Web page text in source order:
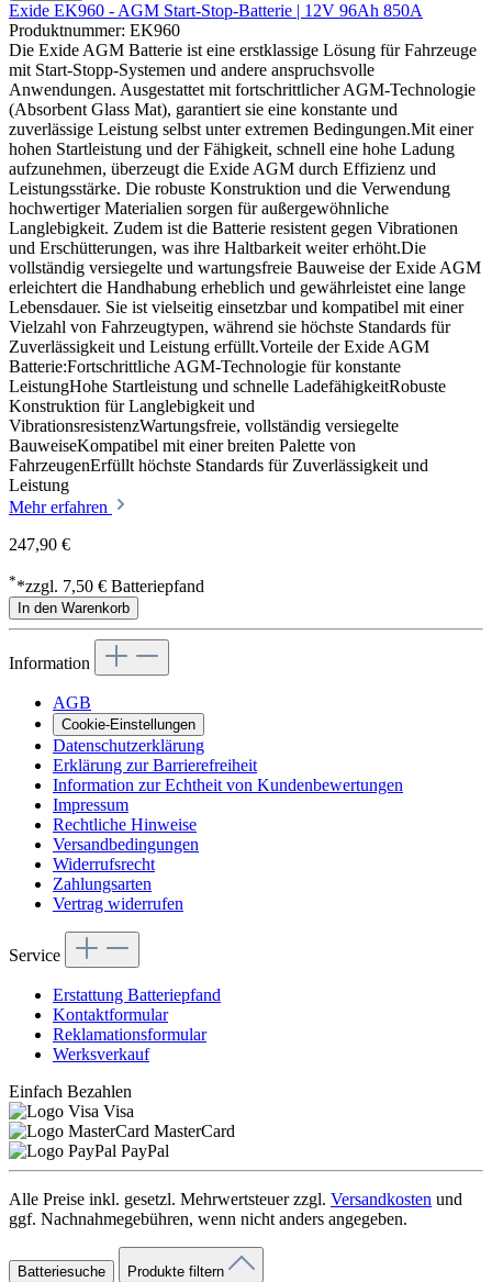
Exide EK960 - AGM Start-Stop-Batterie | 12V 96Ah 850A
Produktnummer: EK960
Die Exide AGM Batterie ist eine erstklassige Lösung für Fahrzeuge
mit Start-Stopp-Systemen und andere anspruchsvolle
Anwendungen. Ausgestattet mit fortschrittlicher AGM-Technologie
(Absorbent Glass Mat), garantiert sie eine konstante und
zuverlässige Leistung selbst unter extremen Bedingungen.Mit einer
hohen Startleistung und der Fähigkeit, schnell eine hohe Ladung
aufzunehmen, überzeugt die Exide AGM durch Effizienz und
Leistungsstärke. Die robuste Konstruktion und die Verwendung
hochwertiger Materialien sorgen für außergewöhnliche
Langlebigkeit. Zudem ist die Batterie resistent gegen Vibrationen
und Erschütterungen, was ihre Haltbarkeit weiter erhöht.Die
vollständig versiegelte und wartungsfreie Bauweise der Exide AGM
erleichtert die Handhabung erheblich und gewährleistet eine lange
Lebensdauer. Sie ist vielseitig einsetzbar und kompatibel mit einer
Vielzahl von Fahrzeugtypen, während sie höchste Standards für
Zuverlässigkeit und Leistung erfüllt.Vorteile der Exide AGM
Batterie:Fortschrittliche AGM-Technologie für konstante
LeistungHohe Startleistung und schnelle LadefähigkeitRobuste
Konstruktion für Langlebigkeit und
VibrationsresistenzWartungsfreie, vollständig versiegelte
BauweiseKompatibel mit einer breiten Palette von
FahrzeugenErfüllt höchste Standards für Zuverlässigkeit und
Leistung
Mehr erfahren
247,90 €
**zzgl. 7,50 € Batteriepfand
In den Warenkorb
Information
AGB
Cookie-Einstellungen
Datenschutzerklärung
Erklärung zur Barrierefreiheit
Information zur Echtheit von Kundenbewertungen
Impressum
Rechtliche Hinweise
Versandbedingungen
Widerrufsrecht
Zahlungsarten
Vertrag widerrufen
Service
Erstattung Batteriepfand
Kontaktformular
Reklamationsformular
Werksverkauf
Einfach Bezahlen
Visa
MasterCard
PayPal
Alle Preise inkl. gesetzl. Mehrwertsteuer zzgl. Versandkosten und
ggf. Nachnahmegebühren, wenn nicht anders angegeben.
Batteriesuche Produkte filtern